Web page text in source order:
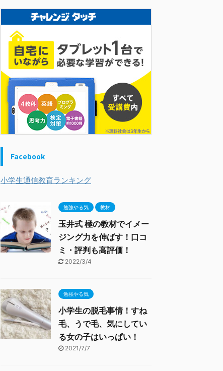
Facebook
小学生通信教育ランキング
勉強やる気 教材
玉井式 極の教材でイメー
ジング力を伸ばす！口コ
ミ・評判も高評価！
2022/3/4
勉強やる気
小学生の脱毛事情！すね
毛、うで毛、気にしてい
る女の子はいっぱい！
2021/7/7